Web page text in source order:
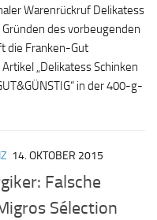
Warenrückruf Delikatess
des vorbeugenden
die Franken-Gut
„Delikatess Schinken
in der 400-g-
14. OKTOBER 2015
Falsche
Sélection